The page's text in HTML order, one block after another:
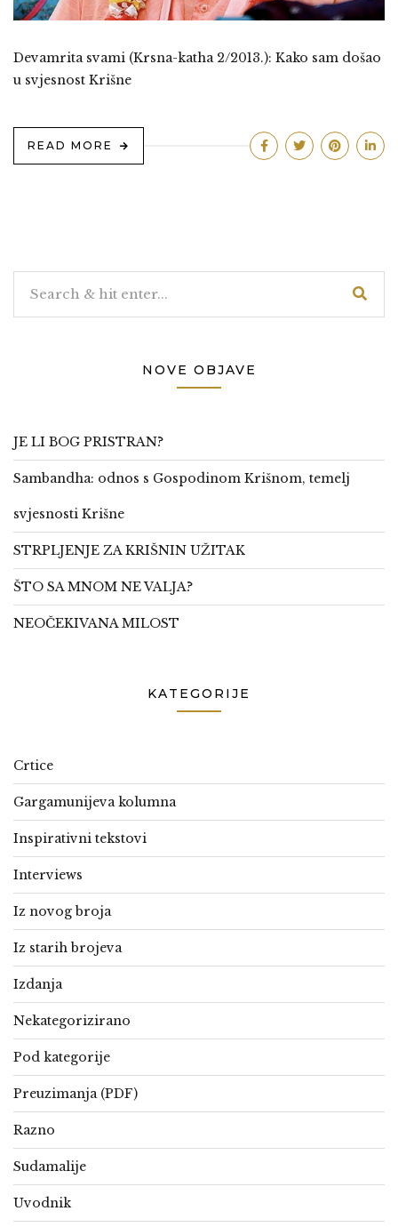
Devamrita svami (Krsna-katha 2/2013.): Kako sam došao
u svjesnost Krišne
READ MORE
NOVE OBJAVE
JE LI BOG PRISTRAN?
Sambandha: odnos s Gospodinom Krišnom, temelj
svjesnosti Krišne
STRPLJENJE ZA KRIŠNIN UŽITAK
ŠTO SA MNOM NE VALJA?
NEOČEKIVANA MILOST
KATEGORIJE
Crtice
Gargamunijeva kolumna
Inspirativni tekstovi
Interviews
Iz novog broja
Iz starih brojeva
Izdanja
Nekategorizirano
Pod kategorije
Preuzimanja (PDF)
Razno
Sudamalije
Uvodnik